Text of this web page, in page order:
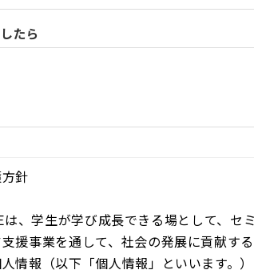
たら
針
は、学生が学び成長できる場として、
援事業を通して、社会の発展に貢献す
情報（以下「個人情報」といいます。